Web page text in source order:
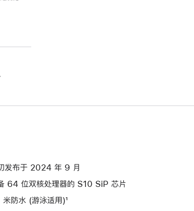
发布于 2024 年 9 月
64 位双核处理器的 S10 SiP 芯片
防水 (游泳适用)¹